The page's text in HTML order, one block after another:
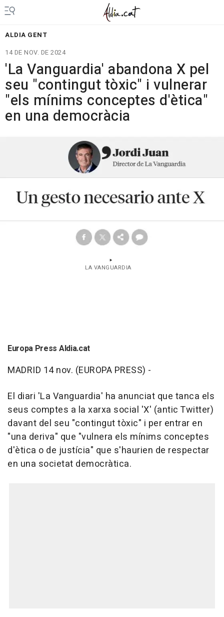
ALDIA GENT
14 DE NOV. DE 2024
'La Vanguardia' abandona X pel
seu "contingut tòxic" i vulnerar
"els mínims conceptes d'ètica"
en una democràcia
LA VANGUARDIA
Europa Press Aldia.cat
MADRID 14 nov. (EUROPA PRESS) -
El diari 'La Vanguardia' ha anunciat que tanca els
seus comptes a la xarxa social 'X' (antic Twitter)
davant del seu "contingut tòxic" i per entrar en
"una deriva" que "vulnera els mínims conceptes
d'ètica o de justícia" que s'haurien de respectar
en una societat democràtica.